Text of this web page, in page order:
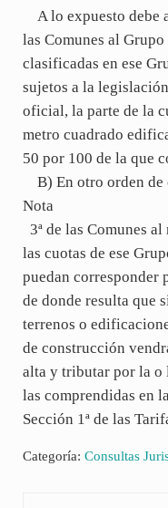
A lo expuesto debe
las Comunes al
clasificadas en ese
sujetos a la
oficial, la parte de la
metro cuadrado
50 por 100 de la que
B) En otro orden de
Nota
3ª de las Comunes
las cuotas de ese
puedan corresponder
de donde resulta que
terrenos o
de construcción
alta y tributar por la o
las comprendidas en
Sección 1ª de las
Categoría: Consultas